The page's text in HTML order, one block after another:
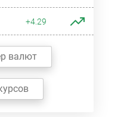
+4.29
валют